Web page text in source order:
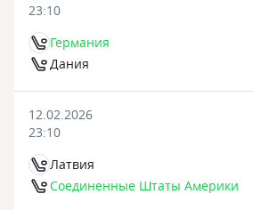
23:10
Германия
Дания
12.02.2026
23:10
Латвия
Соединенные Штаты Америки